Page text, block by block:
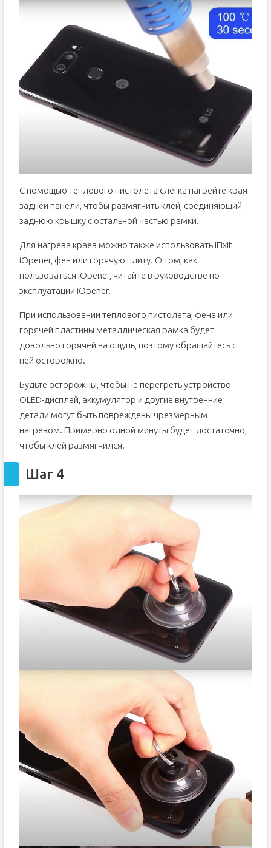
С помощью теплового пистолета слегка нагрейте края
задней панели, чтобы размягчить клей, соединяющий
заднюю крышку с остальной частью рамки.
Для нагрева краев можно также использовать iFixit
iOpener, фен или горячую плиту. О том, как
пользоваться iOpener, читайте в руководстве по
эксплуатации iOpener.
При использовании теплового пистолета, фена или
горячей пластины металлическая рамка будет
довольно горячей на ощупь, поэтому обращайтесь с
ней осторожно.
Будьте осторожны, чтобы не перегреть устройство —
OLED-дисплей, аккумулятор и другие внутренние
детали могут быть повреждены чрезмерным
нагревом. Примерно одной минуты будет достаточно,
чтобы клей размягчился.
Шаг 4